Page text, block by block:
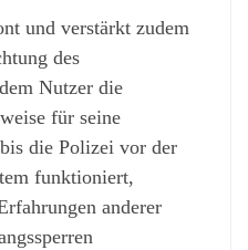
und verstärkt zudem
des
Nutzer die
für seine
die Polizei vor der
funktioniert,
anderer